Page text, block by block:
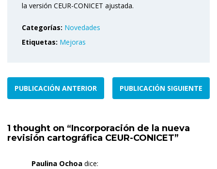
la versión CEUR-CONICET ajustada.
Categorías: Novedades
Etiquetas: Mejoras
PUBLICACIÓN ANTERIOR PUBLICACIÓN SIGUIENTE
1 thought on “Incorporación de la nueva
revisión cartográfica CEUR-CONICET”
Paulina Ochoa dice: